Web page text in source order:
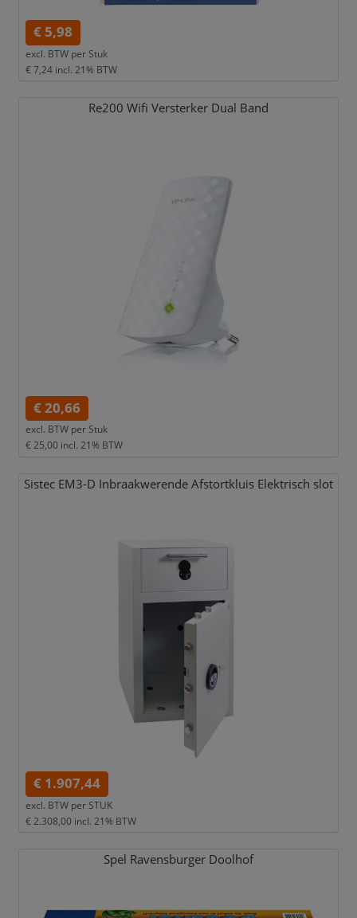
€ 5,98
excl. BTW per Stuk
€ 7,24 incl. 21% BTW
Re200 Wifi Versterker Dual Band
€ 20,66
excl. BTW per Stuk
€ 25,00 incl. 21% BTW
Sistec EM3-D Inbraakwerende Afstortkluis Elektrisch slot
€ 1.907,44
excl. BTW per STUK
€ 2.308,00 incl. 21% BTW
Spel Ravensburger Doolhof